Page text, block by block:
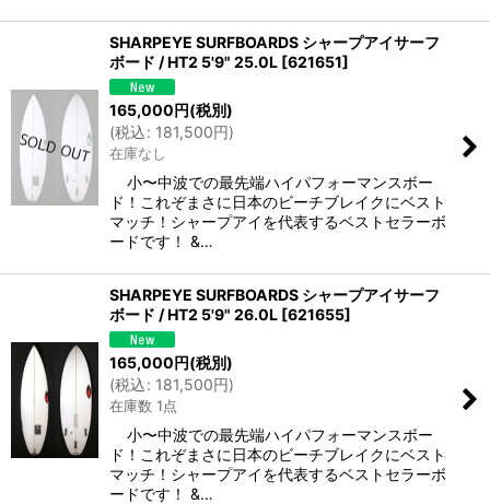
SHARPEYE SURFBOARDS シャープアイサーフ
ボード / HT2 5'9" 25.0L [621651]
165,000円(税別)
(税込: 181,500円)
在庫なし
小〜中波での最先端ハイパフォーマンスボー
ド！これぞまさに日本のビーチブレイクにベスト
マッチ！シャープアイを代表するベストセラーボ
ードです！ &…
SHARPEYE SURFBOARDS シャープアイサーフ
ボード / HT2 5'9" 26.0L [621655]
165,000円(税別)
(税込: 181,500円)
在庫数 1点
小〜中波での最先端ハイパフォーマンスボー
ド！これぞまさに日本のビーチブレイクにベスト
マッチ！シャープアイを代表するベストセラーボ
ードです！ &…